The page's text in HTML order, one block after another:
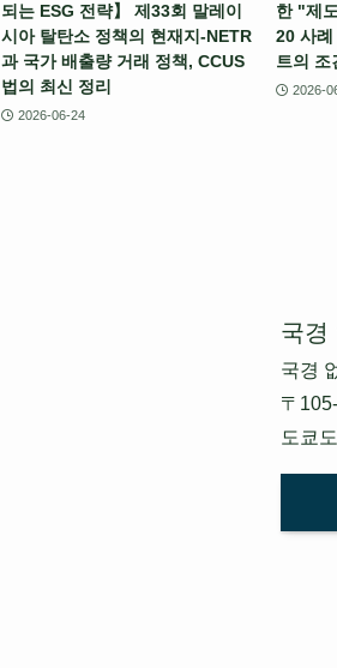
되는 ESG 전략】 제33회 말레이
시아 탈탄소 정책의 현재지-NETR
과 국가 배출량 거래 정책, CCUS
법의 최신 정리
2026-06-24
한 "제
20 사례
트의 조
2026-
국경
국경
〒
도쿄